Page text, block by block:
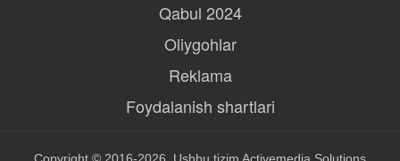
Qabul 2024
Oliygohlar
Reklama
Foydalanish shartlari